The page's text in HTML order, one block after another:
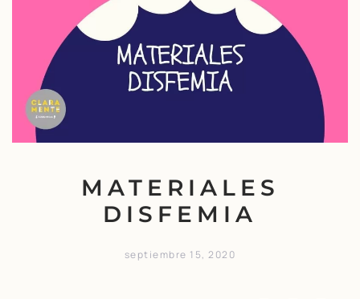
MATERIALES
DISFEMIA
septiembre 15, 2020